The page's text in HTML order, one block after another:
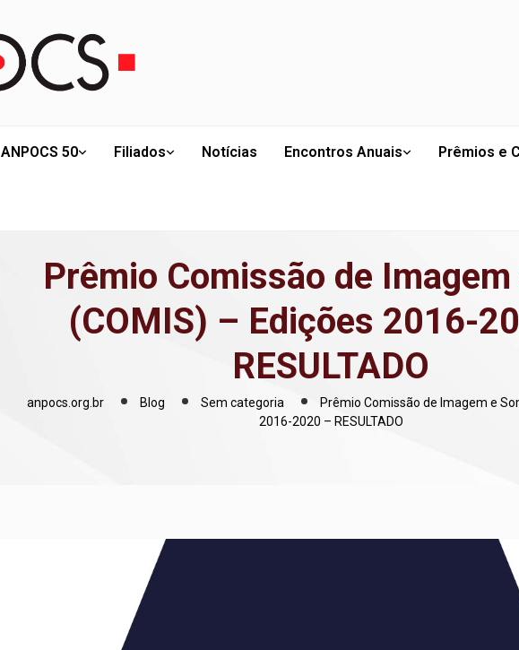
ANPOCS 50 Filiados Notícias Encontros Anuais Prêmios e
Prêmio Comissão de Imagem
(COMIS) – Edições 2016-
RESULTADO
anpocs.org.br Blog Sem categoria
Prêmio Comissão de Imagem e
2016-2020 – RESULTADO